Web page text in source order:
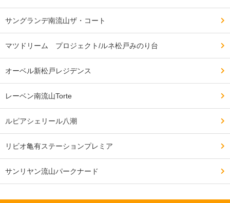
サングランデ南流山ザ・コート
マツドリーム プロジェクト/ルネ松戸みのり台
オーベル新松戸レジデンス
レーベン南流山Torte
ルピアシェリール八潮
リビオ亀有ステーションプレミア
サンリヤン流山パークナード